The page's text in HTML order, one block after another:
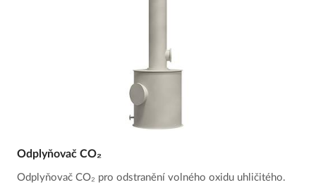
Odplyňovač CO₂
Odplyňovač CO₂ pro odstranění volného oxidu uhličitého.